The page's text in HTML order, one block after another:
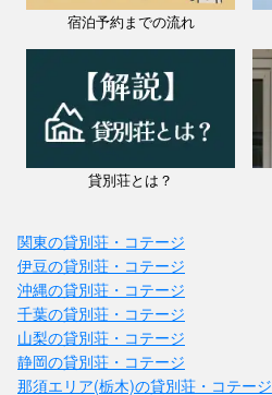
宿泊予約までの流れ
貸別荘とは？
関東の貸別荘・コテージ
伊豆の貸別荘・コテージ
沖縄の貸別荘・コテージ
千葉の貸別荘・コテージ
山梨の貸別荘・コテージ
静岡の貸別荘・コテージ
那須エリア(栃木)の貸別荘・コテージ